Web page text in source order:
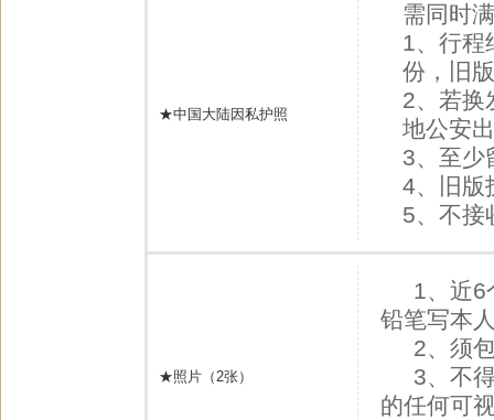
★中国大陆因私护照
需同时
1、行程
份，旧
2、若换
地公安
3、至少
4、旧版
5、不接
★照片（2张）
1、近6
铅笔写本
2、须包
3、不得
的任何可